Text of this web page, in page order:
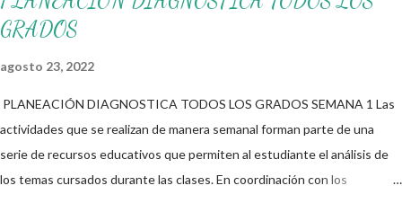
GRADOS
agosto 23, 2022
PLANEACIÓN DIAGNOSTICA TODOS LOS GRADOS SEMANA 1 Las
actividades que se realizan de manera semanal forman parte de una
serie de recursos educativos que permiten al estudiante el análisis de
los temas cursados durante las clases. En coordinación con los